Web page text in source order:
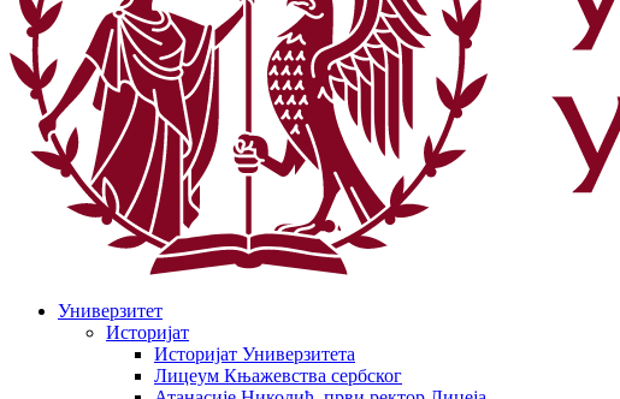
Универзитет
Историјат
Историјат Универзитета
Лицеум Књажевства сербског